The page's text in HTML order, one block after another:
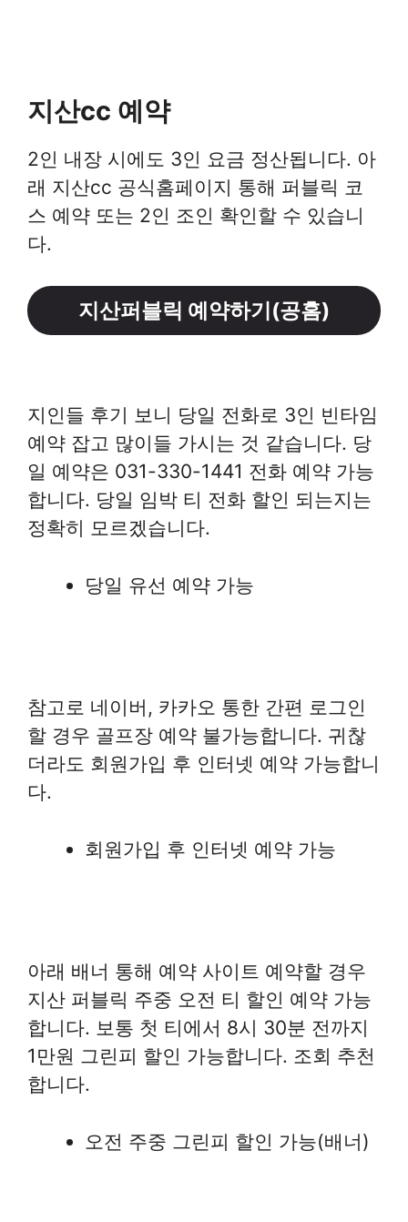
지산cc 예약
2인 내장 시에도 3인 요금 정산됩니다. 아
래 지산cc 공식홈페이지 통해 퍼블릭 코
스 예약 또는 2인 조인 확인할 수 있습니
다.
지산퍼블릭 예약하기(공홈)
지인들 후기 보니 당일 전화로 3인 빈타임
예약 잡고 많이들 가시는 것 같습니다. 당
일 예약은 031-330-1441 전화 예약 가능
합니다. 당일 임박 티 전화 할인 되는지는
정확히 모르겠습니다.
당일 유선 예약 가능
참고로 네이버, 카카오 통한 간편 로그인
할 경우 골프장 예약 불가능합니다. 귀찮
더라도 회원가입 후 인터넷 예약 가능합니
다.
회원가입 후 인터넷 예약 가능
아래 배너 통해 예약 사이트 예약할 경우
지산 퍼블릭 주중 오전 티 할인 예약 가능
합니다. 보통 첫 티에서 8시 30분 전까지
1만원 그린피 할인 가능합니다. 조회 추천
합니다.
오전 주중 그린피 할인 가능(배너)